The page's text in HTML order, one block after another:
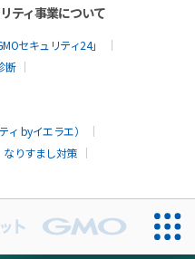
ティ事業について
セキュリティ24」
断
byイエラエ）
なりすまし対策